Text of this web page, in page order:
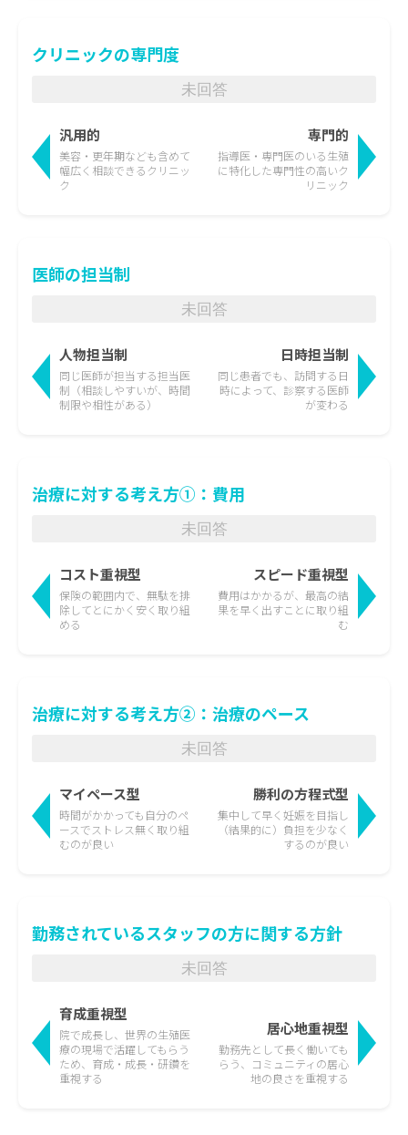
クリニックの専門度
未回答
汎用的
美容・更年期なども含めて
幅広く相談できるクリニッ
ク
指導医・専門医のいる生殖
に特化した専門性の高いク
リニック
専門的
医師の担当制
未回答
人物担当制
同じ医師が担当する担当医
制 （相談しやすいが、時間
制限や相性がある）
同じ患者でも、訪問する日
時によって、 診察する医師
が変わる
日時担当制
治療に対する考え方①：費用
未回答
コスト重視型
保険の範囲内で、無駄を排
除してとにかく安く取り組
める
費用はかかるが、最高の結
果を早く出すことに取り組
む
スピード重視型
治療に対する考え方②：治療のペース
未回答
マイペース型
時間がかかっても 自分のペ
ースでストレス無く取り組
むのが良い
集中して早く妊娠を目指し
（結果的に）負担を少なく
するのが良い
勝利の方程式型
勤務されているスタッフの方に関する方針
未回答
育成重視型
院で成長し、世界の生殖医
療の現場で活躍してもらう
ため、育成・成長・研鑽を
重視する
勤務先として長く働いても
らう、
コミュニティの居心
地の良さを重視する
居心地重視型